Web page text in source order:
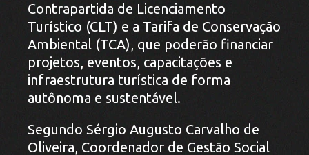
Contrapartida de Licenciamento
Turístico (CLT) e a Tarifa de Conservação
Ambiental (TCA), que poderão financiar
projetos, eventos, capacitações e
infraestrutura turística de forma
autônoma e sustentável.
Segundo Sérgio Augusto Carvalho de
Oliveira, Coordenador de Gestão Social